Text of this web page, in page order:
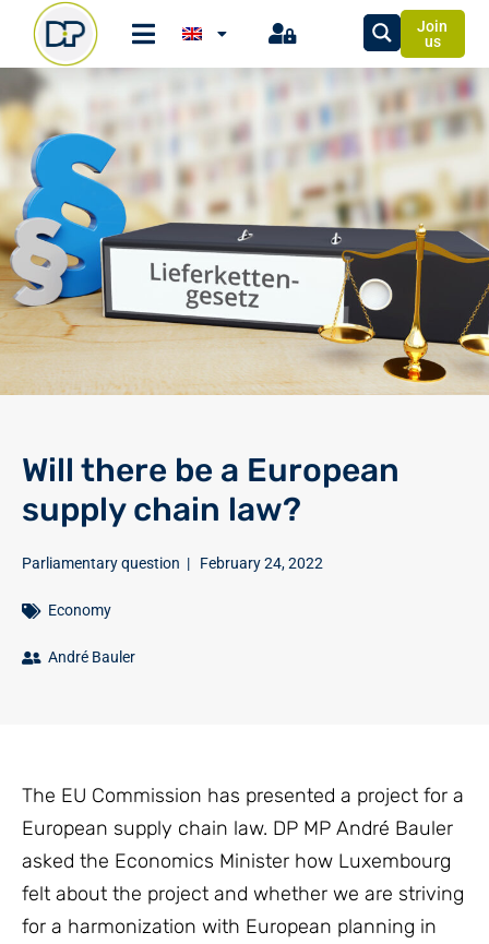
Join
us
Will there be a European
supply chain law?
Parliamentary question | February 24, 2022
Economy
André Bauler
The EU Commission has presented a project for a
European supply chain law. DP MP André Bauler
asked the Economics Minister how Luxembourg
felt about the project and whether we are striving
for a harmonization with European planning in